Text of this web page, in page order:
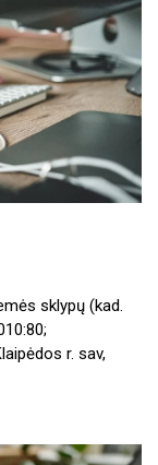
sklypų (kad.
r. sav,